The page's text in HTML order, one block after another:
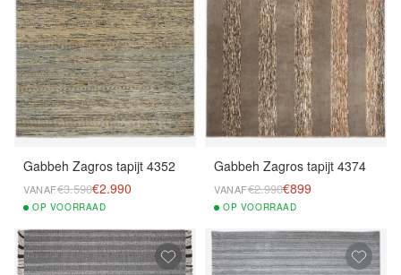
Gabbeh Zagros tapijt 4352
VANAF€3.590€2.990
OP VOORRAAD
Gabbeh Zagros tapijt 4374
VANAF€2.990€899
OP VOORRAAD